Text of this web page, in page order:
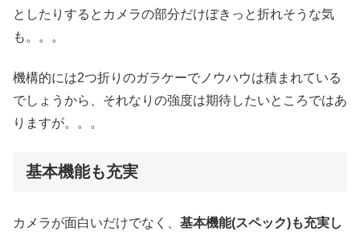
としたりするとカメラの部分だけぼきっと折れそうな気
も。。。
機構的には2つ折りのガラケーでノウハウは積まれている
でしょうから、それなりの強度は期待したいところではあ
りますが。。。
基本機能も充実
カメラが面白いだけでなく、 基本機能(スペック)も充実し